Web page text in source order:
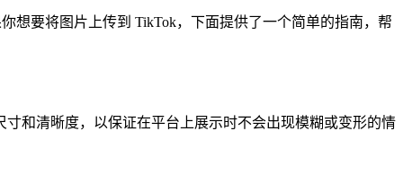
想要将图片上传到 TikTok，下面提供了一个简单的指南，帮
和清晰度，以保证在平台上展示时不会出现模糊或变形的情